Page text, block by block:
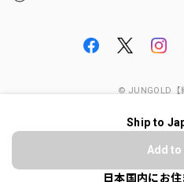
© JUNGOLD【
Ship to
Add to
日本国内にお
ショップ